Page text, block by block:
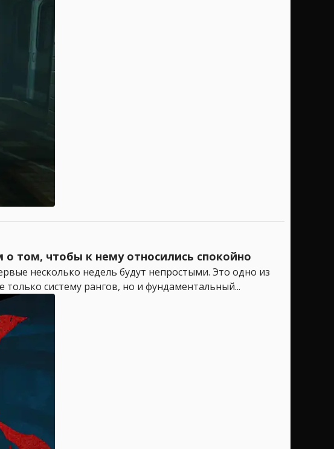
том, чтобы к нему относились спокойно
несколько недель будут непростыми. Это одно из
систему рангов, но и фундаментальный...